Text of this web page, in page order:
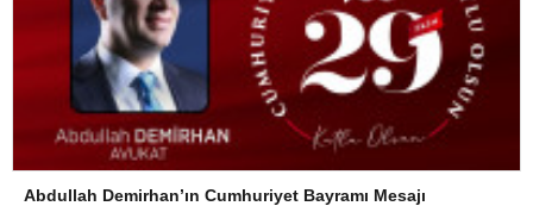
Abdullah Demirhan’ın Cumhuriyet Bayramı Mesajı